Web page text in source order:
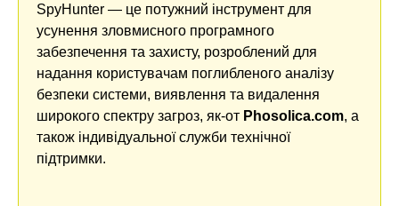
SpyHunter — це потужний інструмент для
усунення зловмисного програмного
забезпечення та захисту, розроблений для
надання користувачам поглибленого аналізу
безпеки системи, виявлення та видалення
широкого спектру загроз, як-от Phosolica.com, а
також індивідуальної служби технічної
підтримки.